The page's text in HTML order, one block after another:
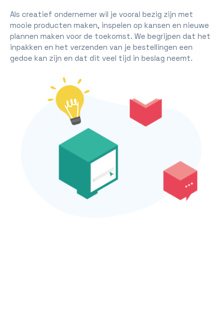
Als creatief ondernemer wil je vooral bezig zijn met
mooie producten maken, inspelen op kansen en nieuwe
plannen maken voor de toekomst. We begrijpen dat het
inpakken en het verzenden van je bestellingen een
gedoe kan zijn en dat dit veel tijd in beslag neemt.